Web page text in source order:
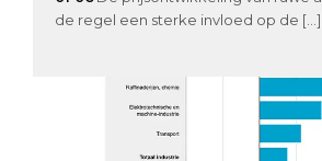
de regel een sterke invloed op de […]